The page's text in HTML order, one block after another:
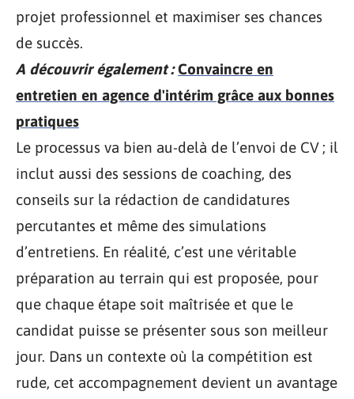
projet professionnel et maximiser ses chances
de succès.
A découvrir également : Convaincre en
entretien en agence d'intérim grâce aux bonnes
pratiques
Le processus va bien au-delà de l’envoi de CV ; il
inclut aussi des sessions de coaching, des
conseils sur la rédaction de candidatures
percutantes et même des simulations
d’entretiens. En réalité, c’est une véritable
préparation au terrain qui est proposée, pour
que chaque étape soit maîtrisée et que le
candidat puisse se présenter sous son meilleur
jour. Dans un contexte où la compétition est
rude, cet accompagnement devient un avantage